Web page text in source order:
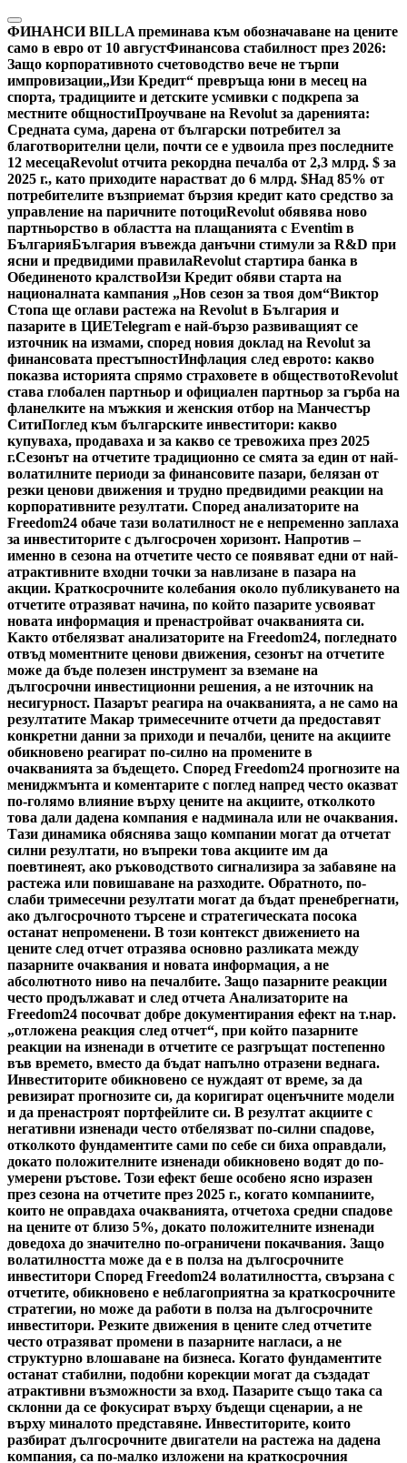
Skip
to
content
ФИНАНСИ BILLA преминава към обозначаване на цените
само в евро от 10 августФинансова стабилност през 2026:
Защо корпоративното счетоводство вече не търпи
импровизации„Изи Кредит“ превръща юни в месец на
спорта, традициите и детските усмивки с подкрепа за
местните общностиПроучване на Revolut за даренията:
Средната сума, дарена от български потребител за
благотворителни цели, почти се е удвоила през последните
12 месецаRevolut отчита рекордна печалба от 2,3 млрд. $ за
2025 г., като приходите нарастват до 6 млрд. $Над 85% от
потребителите възприемат бързия кредит като средство за
управление на паричните потоциRevolut обявява ново
партньорство в областта на плащанията с Eventim в
БългарияБългария въвежда данъчни стимули за R&D при
ясни и предвидими правилаRevolut стартира банка в
Обединеното кралствоИзи Кредит обяви старта на
националната кампания „Нов сезон за твоя дом“Виктор
Стопа ще оглави растежа на Revolut в България и
пазарите в ЦИЕTelegram е най-бързо развиващият се
източник на измами, според новия доклад на Revolut за
финансовата престъпностИнфлация след еврото: какво
показва историята спрямо страховете в обществотоRevolut
става глобален партньор и официален партньор за гърба на
фланелките на мъжкия и женския отбор на Манчестър
СитиПоглед към българските инвеститори: какво
купуваха, продаваха и за какво се тревожиха през 2025
г.Сезонът на отчетите традиционно се смята за един от най-
волатилните периоди за финансовите пазари, белязан от
резки ценови движения и трудно предвидими реакции на
корпоративните резултати. Според анализаторите на
Freedom24 обаче тази волатилност не е непременно заплаха
за инвеститорите с дългосрочен хоризонт. Напротив –
именно в сезона на отчетите често се появяват едни от най-
атрактивните входни точки за навлизане в пазара на
акции. Краткосрочните колебания около публикуването на
отчетите отразяват начина, по който пазарите усвояват
новата информация и пренастройват очакванията си.
Както отбелязват анализаторите на Freedom24, погледнато
отвъд моментните ценови движения, сезонът на отчетите
може да бъде полезен инструмент за вземане на
дългосрочни инвестиционни решения, а не източник на
несигурност. Пазарът реагира на очакванията, а не само на
резултатите Макар тримесечните отчети да предоставят
конкретни данни за приходи и печалби, цените на акциите
обикновено реагират по-силно на промените в
очакванията за бъдещето. Според Freedom24 прогнозите на
мениджмънта и коментарите с поглед напред често оказват
по-голямо влияние върху цените на акциите, отколкото
това дали дадена компания е надминала или не очаквания.
Тази динамика обяснява защо компании могат да отчетат
силни резултати, но въпреки това акциите им да
поевтинеят, ако ръководството сигнализира за забавяне на
растежа или повишаване на разходите. Обратното, по-
слаби тримесечни резултати могат да бъдат пренебрегнати,
ако дългосрочното търсене и стратегическата посока
останат непроменени. В този контекст движението на
цените след отчет отразява основно разликата между
пазарните очаквания и новата информация, а не
абсолютното ниво на печалбите. Защо пазарните реакции
често продължават и след отчета Анализаторите на
Freedom24 посочват добре документирания ефект на т.нар.
„отложена реакция след отчет“, при който пазарните
реакции на изненади в отчетите се разгръщат постепенно
във времето, вместо да бъдат напълно отразени веднага.
Инвеститорите обикновено се нуждаят от време, за да
ревизират прогнозите си, да коригират оценъчните модели
и да пренастроят портфейлите си. В резултат акциите с
негативни изненади често отбелязват по-силни спадове,
отколкото фундаментите сами по себе си биха оправдали,
докато положителните изненади обикновено водят до по-
умерени ръстове. Този ефект беше особено ясно изразен
през сезона на отчетите през 2025 г., когато компаниите,
които не оправдаха очакванията, отчетоха средни спадове
на цените от близо 5%, докато положителните изненади
доведоха до значително по-ограничени покачвания. Защо
волатилността може да е в полза на дългосрочните
инвеститори Според Freedom24 волатилността, свързана с
отчетите, обикновено е неблагоприятна за краткосрочните
стратегии, но може да работи в полза на дългосрочните
инвеститори. Резките движения в цените след отчетите
често отразяват промени в пазарните нагласи, а не
структурно влошаване на бизнеса. Когато фундаментите
останат стабилни, подобни корекции могат да създадат
атрактивни възможности за вход. Пазарите също така са
склонни да се фокусират върху бъдещи сценарии, а не
върху миналото представяне. Инвеститорите, които
разбират дългосрочните двигатели на растежа на дадена
компания, са по-малко изложени на краткосрочния